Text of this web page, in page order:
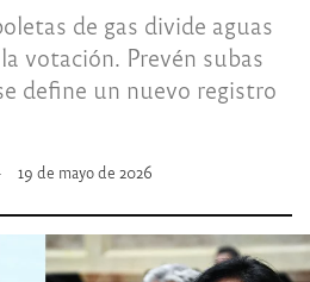
de gas divide aguas
votación. Prevén subas
define un nuevo registro
19 de mayo de 2026